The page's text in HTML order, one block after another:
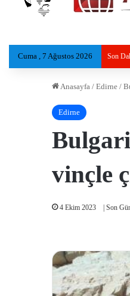
Cuma , 7 Ağustos 2026 Son
Anasayfa / Edirne /
Edirne
vinçle
4 Ekim 2023 | Son